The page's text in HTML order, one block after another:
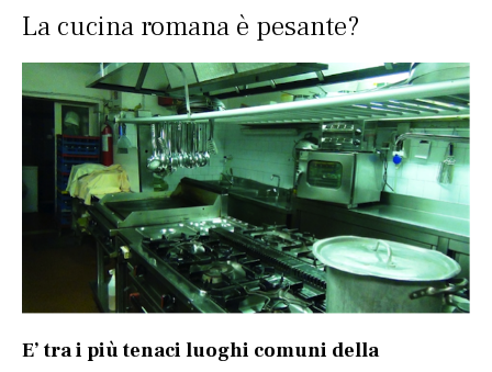
La cucina romana è pesante?
E’ tra i più tenaci luoghi comuni della